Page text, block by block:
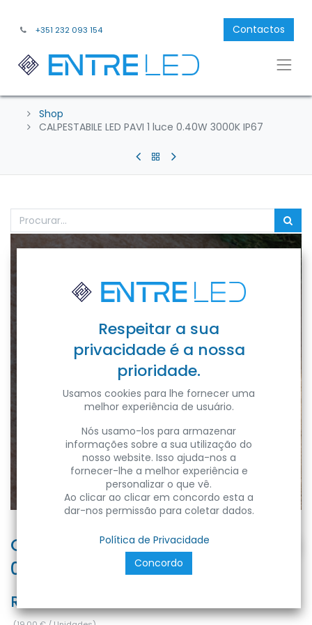
+351 232 093 154 Contactos
Shop
CALPESTABILE LED PAVI 1 luce 0.40W 3000K IP67
CALPESTABILE LED PAVI 1 luce
0.40W 3000K IP67
Ref:
Respeitar a sua
privacidade é a nossa
prioridade.
Usamos cookies para lhe fornecer uma
melhor experiência de usuário.
Nós usamo-los para armazenar
informações sobre a sua utilização do
nosso website. Isso ajuda-nos a
fornecer-lhe a melhor experiência e
personalizar o que vê.
Ao clicar ao clicar em concordo esta a
dar-nos permissão para coletar dados.
Política de Privacidade
Concordo